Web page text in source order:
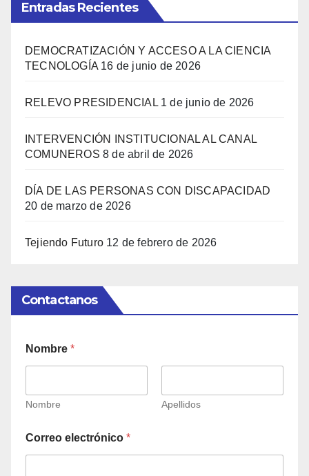
Entradas Recientes
DEMOCRATIZACIÓN Y ACCESO A LA CIENCIA
TECNOLOGÍA 16 de junio de 2026
RELEVO PRESIDENCIAL 1 de junio de 2026
INTERVENCIÓN INSTITUCIONAL AL CANAL
COMUNEROS 8 de abril de 2026
DÍA DE LAS PERSONAS CON DISCAPACIDAD
20 de marzo de 2026
Tejiendo Futuro 12 de febrero de 2026
Contactanos
Nombre *
Nombre Apellidos
Correo electrónico *